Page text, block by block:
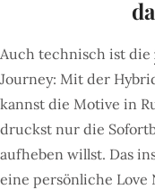
Auch technisch ist die
Journey: Mit der
kannst die Motive in
druckst nur die
aufheben willst. Das
eine persönliche Love